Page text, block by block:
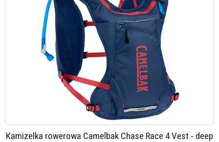
Kamizelka rowerowa Camelbak Chase Race 4 Vest - deep